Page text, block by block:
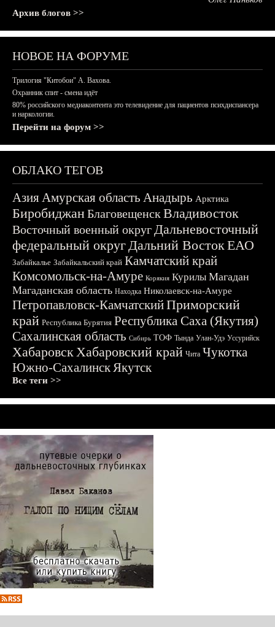
Архив блогов >>
НОВОЕ НА ФОРУМЕ
Трилогия "Китобои" А. Вахова.
Охранник спит - смена идёт
80% российского медиаконтента это телевидение для пациентов психдиспансера
и наркологии.
Перейти на форум >>
ОБЛАКО ТЕГОВ
АзияАмурская область Анадырь Арктика
БиробиджанБлаговещенскВладивосток
Восточный военный округДальневосточный
федеральный округДальний ВостокЕАО
Забайкалье Забайкальский край Камчатский край
Комсомольск-на-Амуре Корякия Курилы Магадан
Магаданская область Находка Николаевск-на-Амуре
Петропавловск-КамчатскийПриморский
край Республика Бурятия Республика Саха (Якутия)
Сахалинская область Сибирь ТОФ Тында Улан-Удэ Уссурийск
ХабаровскХабаровский край Чита Чукотка
Южно-СахалинскЯкутск
Все теги >>